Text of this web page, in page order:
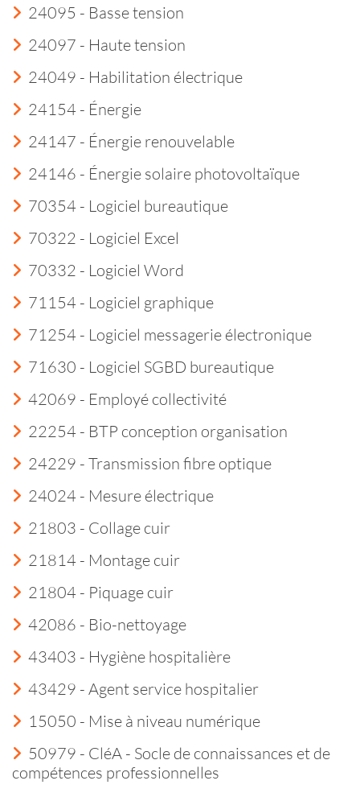
24095 - Basse tension
24097 - Haute tension
24049 - Habilitation électrique
24154 - Énergie
24147 - Énergie renouvelable
24146 - Énergie solaire photovoltaïque
70354 - Logiciel bureautique
70322 - Logiciel Excel
70332 - Logiciel Word
71154 - Logiciel graphique
71254 - Logiciel messagerie électronique
71630 - Logiciel SGBD bureautique
42069 - Employé collectivité
22254 - BTP conception organisation
24229 - Transmission fibre optique
24024 - Mesure électrique
21803 - Collage cuir
21814 - Montage cuir
21804 - Piquage cuir
42086 - Bio-nettoyage
43403 - Hygiène hospitalière
43429 - Agent service hospitalier
15050 - Mise à niveau numérique
50979 - CléA - Socle de connaissances et de
compétences professionnelles